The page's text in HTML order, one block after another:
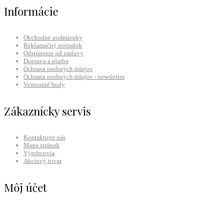
Informácie
Obchodné podmienky
Reklamačný poriadok
Odstúpenie od zmluvy
Doprava a platba
Ochrana osobných údajov
Ochrana osobných údajov - newsletter
Vernostné body
Zákaznícky servis
Kontaktujte nás
Mapa stránok
Výrobcovia
Akciový tovar
Môj účet